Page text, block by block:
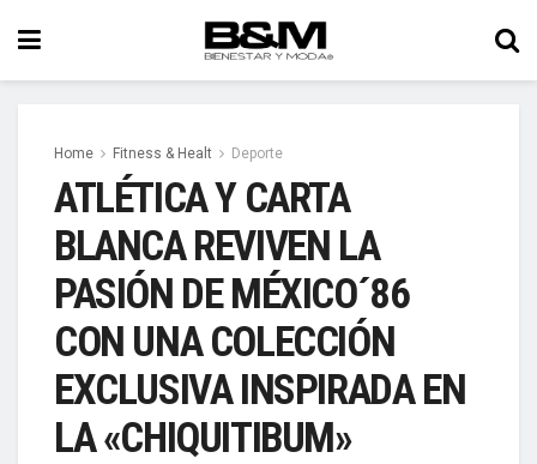
Home Fitness & Healt Deporte
ATLÉTICA Y CARTA
BLANCA REVIVEN LA
PASIÓN DE MÉXICO´86
CON UNA COLECCIÓN
EXCLUSIVA INSPIRADA EN
LA «CHIQUITIBUM»